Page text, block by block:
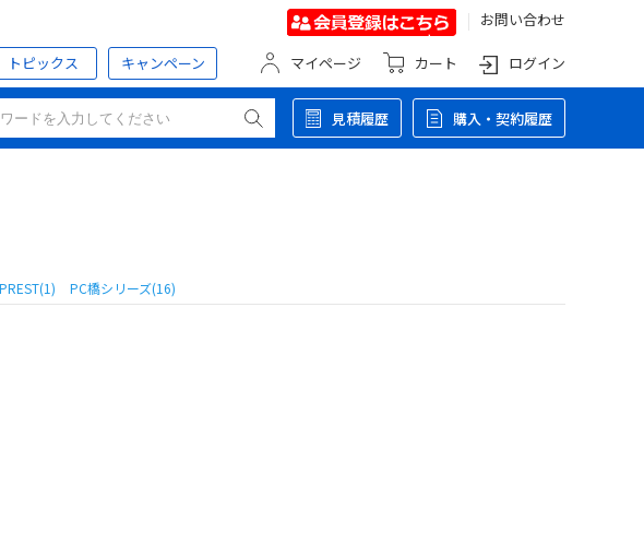
お問い合わせ
トピックス キャンペーン マイページ カート ログイン
見積履歴 購入・契約履歴
PC橋シリーズ(16)